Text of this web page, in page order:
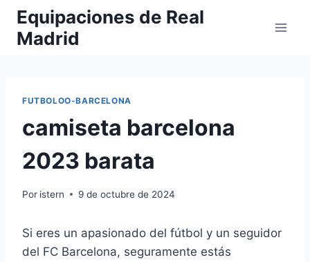
Saltar
contenido
Equipaciones de Real
Madrid
FUTBOLOO-BARCELONA
camiseta barcelona
2023 barata
Por istern 9 de octubre de 2024
Si eres un apasionado del fútbol y un seguidor
del FC Barcelona, seguramente estás